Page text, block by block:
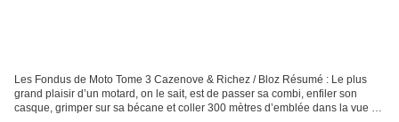
Les Fondus de Moto Tome 3 Cazenove & Richez / Bloz Résumé : Le plus
grand plaisir d’un motard, on le sait, est de passer sa combi, enfiler son
casque, grimper sur sa bécane et coller 300 mètres d’emblée dans la vue de